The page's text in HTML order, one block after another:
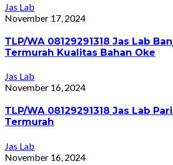
Jas Lab
November 17, 2024
TLP/WA 08129291318 Jas Lab
Termurah Kualitas Bahan Oke
Jas Lab
November 16, 2024
TLP/WA 08129291318 Jas Lab
Termurah
Jas Lab
November 16, 2024